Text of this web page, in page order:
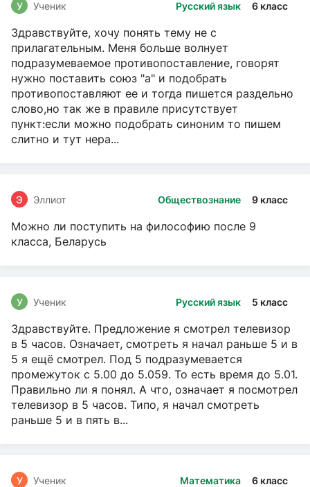
Русский язык 6 класс
У Ученик
Здравствуйте, хочу понять тему не с
прилагательным. Меня больше волнует
подразумеваемое противопоставление, говорят
нужно поставить союз "а" и подобрать
противопоставляют ее и тогда пишется раздельно
слово,но так же в правиле присутствует
пункт:если можно подобрать синоним то пишем
слитно и тут нера...
Обществознание 9 класс
Э Эллиот
Можно ли поступить на философию после 9
класса, Беларусь
Русский язык 5 класс
У Ученик
Здравствуйте. Предложение я смотрел телевизор
в 5 часов. Означает, смотреть я начал раньше 5 и в
5 я ещё смотрел. Под 5 подразумевается
промежуток с 5.00 до 5.059. То есть время до 5.01.
Правильно ли я понял. А что, означает я посмотрел
телевизор в 5 часов. Типо, я начал смотреть
раньше 5 и в пять в...
Математика 6 класс
У Ученик